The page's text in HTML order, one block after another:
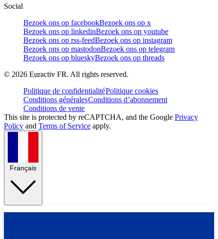
Social
Bezoek ons op facebookBezoek ons op x
Bezoek ons op linkedinBezoek ons op youtube
Bezoek ons op rss-feedBezoek ons op instagram
Bezoek ons op mastodonBezoek ons op telegram
Bezoek ons op blueskyBezoek ons op threads
© 2026 Euractiv FR. All rights reserved.
Politique de confidentialitéPolitique cookies
Conditions généralesConditions d’abonnement
Conditions de vente
This site is protected by reCAPTCHA, and the Google Privacy
Policy and Terms of Service apply.
Français